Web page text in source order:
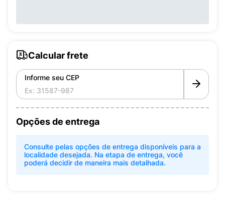
Calcular frete
Informe seu CEP
Opções de entrega
Consulte pelas opções de entrega disponíveis para a
localidade desejada. Na etapa de entrega, você
poderá decidir de maneira mais detalhada.